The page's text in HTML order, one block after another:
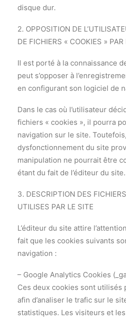
disque dur.
2. OPPOSITION DE
DE FICHIERS « COOKIES » PAR
Il est porté à la connaissance
peut s’opposer à
en configurant son logiciel de
Dans le cas où l’utilisateur
fichiers « cookies », il pourra
navigation sur le site.
dysfonctionnement du site
manipulation ne pourrait être
étant du fait de l’éditeur du site.
3. DESCRIPTION DES
UTILISES PAR LE SITE
L’éditeur du site attire
fait que les cookies suivants
navigation :
– Google Analytics Cookies
Ces deux cookies sont utilisés
afin d’analiser le trafic sur le
statistiques. Les visiteurs et